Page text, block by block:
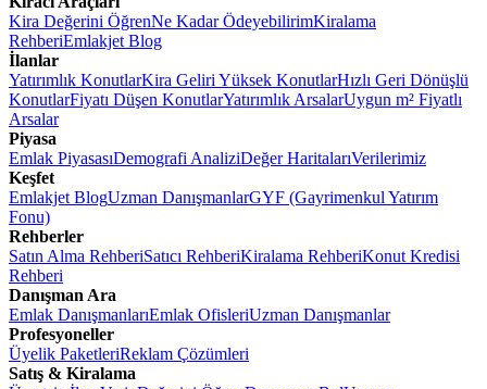
Kira Değerini ÖğrenNe Kadar ÖdeyebilirimKiralama
RehberiEmlakjet Blog
İlanlar
Yatırımlık KonutlarKira Geliri Yüksek KonutlarHızlı Geri Dönüşlü
KonutlarFiyatı Düşen KonutlarYatırımlık ArsalarUygun m² Fiyatlı
Arsalar
Piyasa
Emlak PiyasasıDemografi AnaliziDeğer HaritalarıVerilerimiz
Keşfet
Emlakjet BlogUzman DanışmanlarGYF (Gayrimenkul Yatırım
Fonu)
Rehberler
Satın Alma RehberiSatıcı RehberiKiralama RehberiKonut Kredisi
Rehberi
Danışman Ara
Emlak DanışmanlarıEmlak OfisleriUzman Danışmanlar
Profesyoneller
Üyelik PaketleriReklam Çözümleri
Satış & Kiralama